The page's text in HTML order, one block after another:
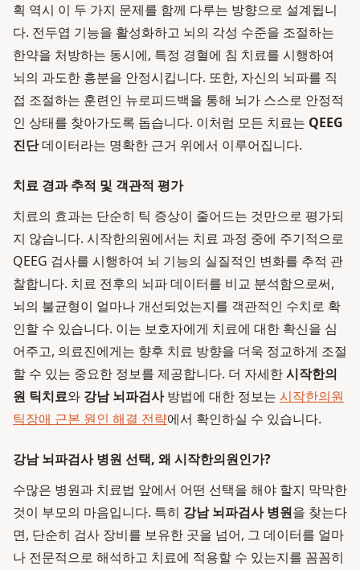
획 역시 이 두 가지 문제를 함께 다루는 방향으로 설계됩니
다. 전두엽 기능을 활성화하고 뇌의 각성 수준을 조절하는
한약을 처방하는 동시에, 특정 경혈에 침 치료를 시행하여
뇌의 과도한 흥분을 안정시킵니다. 또한, 자신의 뇌파를 직
접 조절하는 훈련인 뉴로피드백을 통해 뇌가 스스로 안정적
인 상태를 찾아가도록 돕습니다. 이처럼 모든 치료는 QEEG
진단데이터라는 명확한 근거 위에서 이루어집니다.
치료 경과 추적 및 객관적 평가
치료의 효과는 단순히 틱 증상이 줄어드는 것만으로 평가되
지 않습니다. 시작한의원에서는 치료 과정 중에 주기적으로
QEEG 검사를 시행하여 뇌 기능의 실질적인 변화를 추적 관
찰합니다. 치료 전후의 뇌파 데이터를 비교 분석함으로써,
뇌의 불균형이 얼마나 개선되었는지를 객관적인 수치로 확
인할 수 있습니다. 이는 보호자에게 치료에 대한 확신을 심
어주고, 의료진에게는 향후 치료 방향을 더욱 정교하게 조절
할 수 있는 중요한 정보를 제공합니다. 더 자세한시작한의
원 틱치료와 강남 뇌파검사방법에 대한 정보는 시작한의원
틱장애 근본 원인 해결 전략에서 확인하실 수 있습니다.
강남 뇌파검사 병원 선택, 왜 시작한의원인가?
수많은 병원과 치료법 앞에서 어떤 선택을 해야 할지 막막한
것이 부모의 마음입니다. 특히 강남 뇌파검사 병원을 찾는다
면, 단순히 검사 장비를 보유한 곳을 넘어, 그 데이터를 얼마
나 전문적으로 해석하고 치료에 적용할 수 있는지를 꼼꼼히